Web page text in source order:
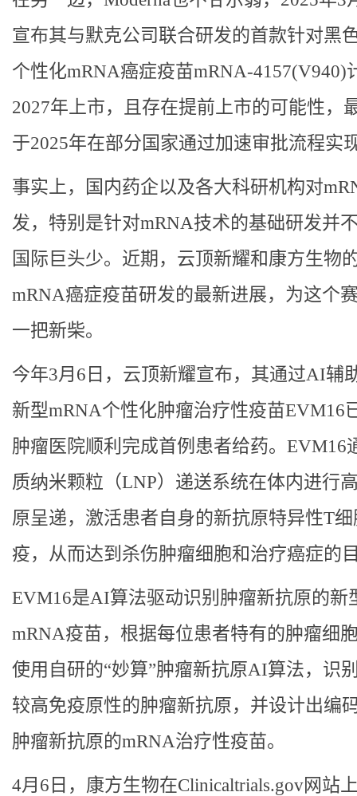
宣布其与默克公司联合研发的首款针对黑
个性化mRNA癌症疫苗mRNA-4157(V940)
2027年上市，且存在提前上市的可能性，
于2025年在部分国家通过加速审批流程实
事实上，国内药企以及各大科研机构对
发，特别是针对mRNA技术的基础研发并
国际巨头少。近期，云顶新耀和康方生物
mRNA癌症疫苗研发的最新进展，为这个
一把新柴。
今年3月6日，云顶新耀宣布，其通过AI辅
新型mRNA个性化肿瘤治疗性疫苗EVM16
肿瘤医院顺利完成首例患者给药。EVM16
质纳米颗粒（LNP）递送系统在体内进行
原呈递，激活患者自身的新抗原特异性T
疫，从而达到杀伤肿瘤细胞和治疗癌症的
EVM16是AI算法驱动识别肿瘤新抗原的新
mRNA疫苗，根据每位患者特有的肿瘤细
使用自研的“妙算”肿瘤新抗原AI算法，识
较高免疫原性的肿瘤新抗原，并设计出编
肿瘤新抗原的mRNA治疗性疫苗。
4月6日，康方生物在Clinicaltrials.gov网站